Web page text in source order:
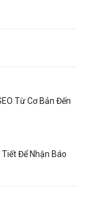
Từ Cơ Bản Đến
Để Nhận Báo